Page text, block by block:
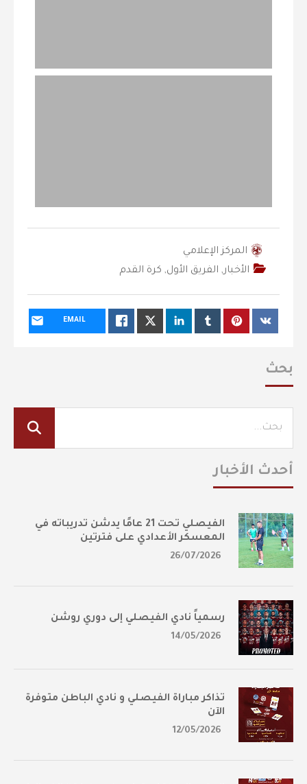
المركز الإعلامي
الأخبار, الفريق الأول, كرة القدم
EMAIL
بحث
أحدث الأخبار
الفيصلي تحت 21 عامًا يدشن تدريباته في
المعسكر الأعدادي على فترتين
26/07/2026
رسمياً نادي الفيصلي إلى دوري روشن
14/05/2026
تذاكر مباراة الفيصلي و نادي الباطن متوفرة
الآن
12/05/2026